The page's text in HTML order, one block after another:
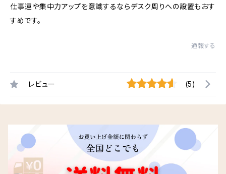
仕事運や集中力アップを意識するならデスク周りへの設置もおす
すめです。
通報する
レビュー (5)